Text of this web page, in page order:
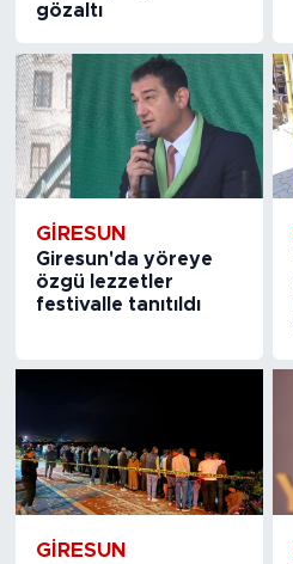
gözaltı
GIRESUN
Giresun'da yöreye
özgü lezzetler
festivalle tanıtıldı
GIRESUN